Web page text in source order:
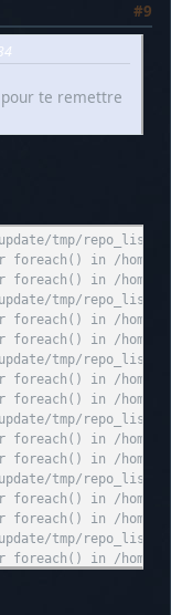
#9
te remettre
tmp/
in /home/
in /home/
tmp/
in /home/
in /home/
tmp/
in /home/
in /home/
tmp/
in /home/
in /home/
tmp/
in /home/
in /home/
tmp/
in /home/
tmp/